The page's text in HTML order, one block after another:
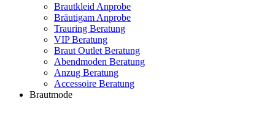
Brautkleid Anprobe
Bräutigam Anprobe
Trauring Beratung
VIP Beratung
Braut Outlet Beratung
Abendmoden Beratung
Anzug Beratung
Accessoire Beratung
Brautmode